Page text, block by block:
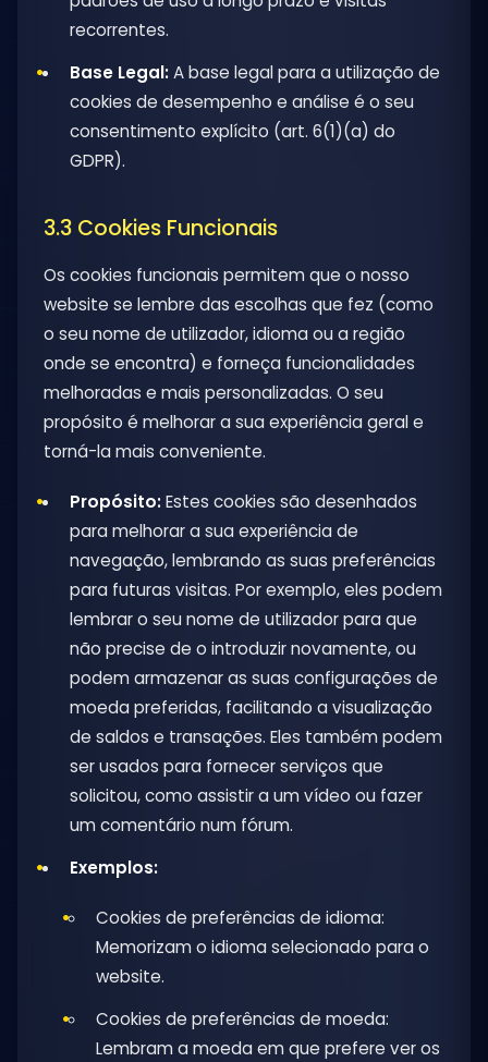
recorrentes.
Base Legal:A base legal para a utilização de
cookies de desempenho e análise é o seu
consentimento explícito (art. 6(1)(a) do
GDPR).
3.3 Cookies Funcionais
Os cookies funcionais permitem que o nosso
website se lembre das escolhas que fez (como
o seu nome de utilizador, idioma ou a região
onde se encontra) e forneça funcionalidades
melhoradas e mais personalizadas. O seu
propósito é melhorar a sua experiência geral e
torná-la mais conveniente.
Propósito:Estes cookies são desenhados
para melhorar a sua experiência de
navegação, lembrando as suas preferências
para futuras visitas. Por exemplo, eles podem
lembrar o seu nome de utilizador para que
não precise de o introduzir novamente, ou
podem armazenar as suas configurações de
moeda preferidas, facilitando a visualização
de saldos e transações. Eles também podem
ser usados para fornecer serviços que
solicitou, como assistir a um vídeo ou fazer
um comentário num fórum.
Exemplos:
Cookies de preferências de idioma:
Memorizam o idioma selecionado para o
website.
Cookies de preferências de moeda:
Lembram a moeda em que prefere ver os